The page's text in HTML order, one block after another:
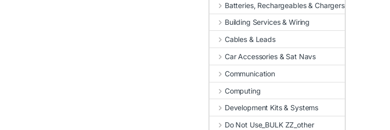
Batteries, Rechargeables & Chargers
Building Services & Wiring
Cables & Leads
Car Accessories & Sat Navs
Communication
Computing
Development Kits & Systems
Do Not Use_BULK ZZ_other